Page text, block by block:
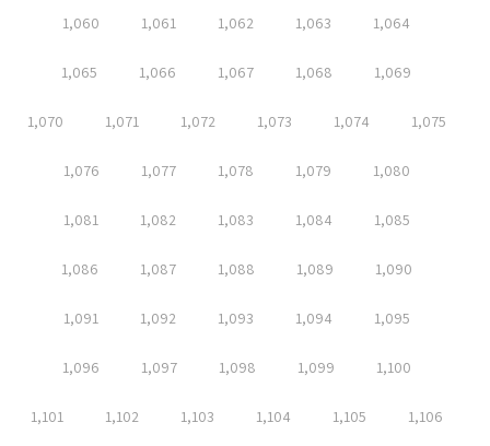
1,060 1,061 1,062 1,063 1,064
1,065 1,066 1,067 1,068 1,069
1,070 1,071 1,072 1,073 1,074 1,075
1,076 1,077 1,078 1,079 1,080
1,081 1,082 1,083 1,084 1,085
1,086 1,087 1,088 1,089 1,090
1,091 1,092 1,093 1,094 1,095
1,096 1,097 1,098 1,099 1,100
1,101 1,102 1,103 1,104 1,105 1,106